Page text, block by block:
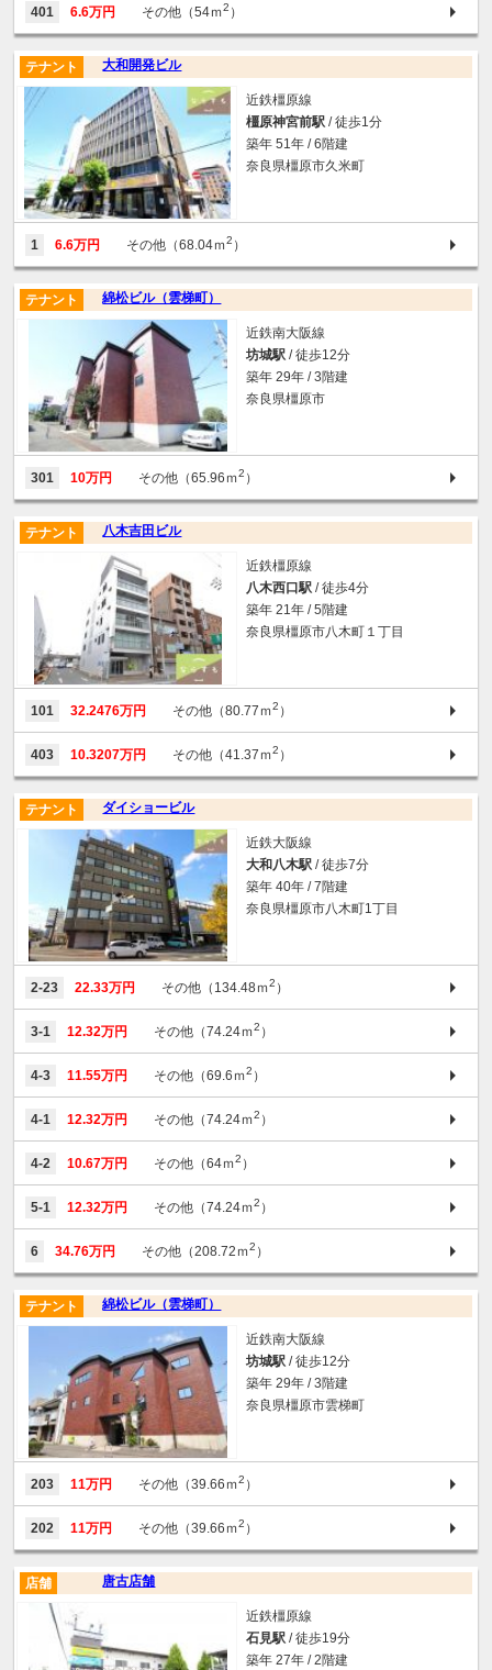
401 6.6万円 その他（54ｍ2 ）
大和開発ビル
テナント
近鉄橿原線
橿原神宮前駅 / 徒歩1分
築年 51年 / 6階建
奈良県橿原市久米町
1 6.6万円 その他（68.04ｍ2 ）
綿松ビル（雲梯町）
テナント
近鉄南大阪線
坊城駅 / 徒歩12分
築年 29年 / 3階建
奈良県橿原市
301 10万円 その他（65.96ｍ2 ）
八木吉田ビル
テナント
近鉄橿原線
八木西口駅 / 徒歩4分
築年 21年 / 5階建
奈良県橿原市八木町１丁目
101 32.2476万円 その他（80.77ｍ2 ）
403 10.3207万円 その他（41.37ｍ2 ）
ダイショービル
テナント
近鉄大阪線
大和八木駅 / 徒歩7分
築年 40年 / 7階建
奈良県橿原市八木町1丁目
2-23 22.33万円 その他（134.48ｍ2 ）
3-1 12.32万円 その他（74.24ｍ2 ）
4-3 11.55万円 その他（69.6ｍ2 ）
4-1 12.32万円 その他（74.24ｍ2 ）
4-2 10.67万円 その他（64ｍ2 ）
5-1 12.32万円 その他（74.24ｍ2 ）
6 34.76万円 その他（208.72ｍ2 ）
綿松ビル（雲梯町）
テナント
近鉄南大阪線
坊城駅 / 徒歩12分
築年 29年 / 3階建
奈良県橿原市雲梯町
203 11万円 その他（39.66ｍ2 ）
202 11万円 その他（39.66ｍ2 ）
唐古店舗
店舗
近鉄橿原線
石見駅 / 徒歩19分
築年 27年 / 2階建